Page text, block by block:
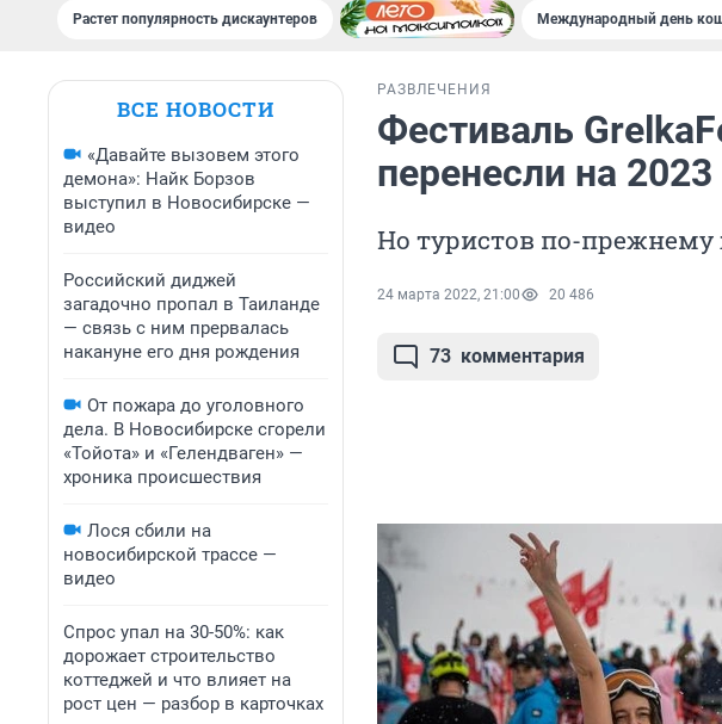
Растет популярность дискаунтеров Международный день
ВСЕ НОВОСТИ
«Давайте вызовем этого
демона»: Найк Борзов
выступил в Новосибирске —
видео
Российский диджей
загадочно пропал в Таиланде
— связь с ним прервалась
накануне его дня рождения
От пожара до уголовного
дела. В Новосибирске сгорели
«Тойота» и «Гелендваген» —
хроника происшествия
Лося сбили на
новосибирской трассе —
видео
Спрос упал на 30-50%: как
дорожает строительство
коттеджей и что влияет на
рост цен — разбор в карточках
РАЗВЛЕЧЕНИЯ
Фестиваль
перенесли на 2023
Но туристов по-
24 марта 2022, 21:00 20 486
73 комментария